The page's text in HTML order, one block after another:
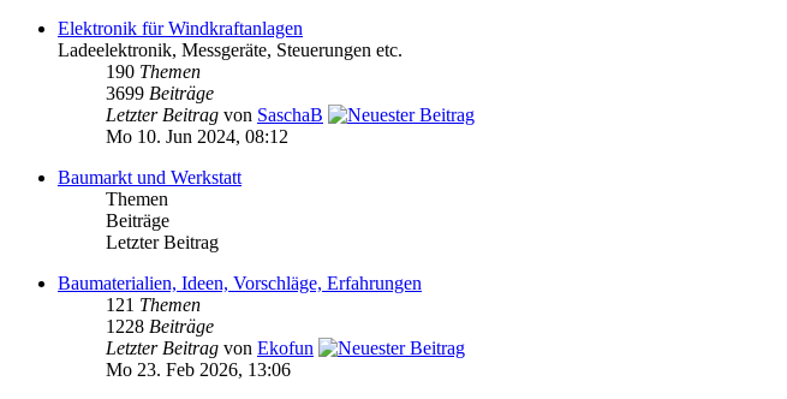
Elektronik für Windkraftanlagen
Ladeelektronik, Messgeräte, Steuerungen etc.
190 Themen
3699 Beiträge
Letzter Beitrag von SaschaB
Mo 10. Jun 2024, 08:12
Baumarkt und Werkstatt
Themen
Beiträge
Letzter Beitrag
Baumaterialien, Ideen, Vorschläge, Erfahrungen
121 Themen
1228 Beiträge
Letzter Beitrag von Ekofun
Mo 23. Feb 2026, 13:06